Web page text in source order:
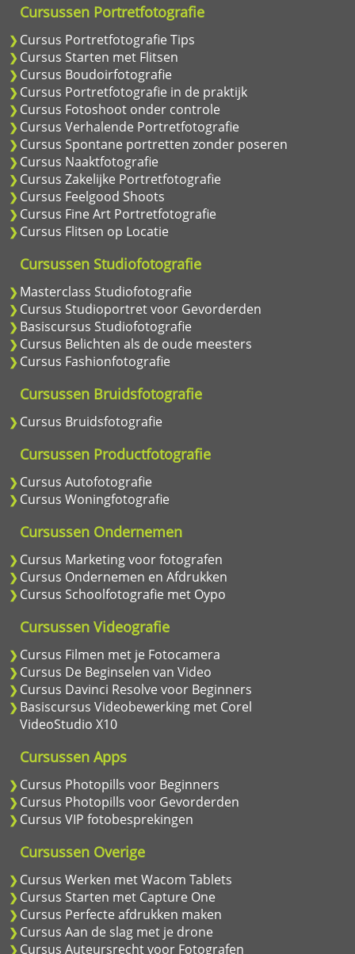
Cursussen Portretfotografie
Cursus Portretfotografie Tips
Cursus Starten met Flitsen
Cursus Boudoirfotografie
Cursus Portretfotografie in de praktijk
Cursus Fotoshoot onder controle
Cursus Verhalende Portretfotografie
Cursus Spontane portretten zonder poseren
Cursus Naaktfotografie
Cursus Zakelijke Portretfotografie
Cursus Feelgood Shoots
Cursus Fine Art Portretfotografie
Cursus Flitsen op Locatie
Cursussen Studiofotografie
Masterclass Studiofotografie
Cursus Studioportret voor Gevorderden
Basiscursus Studiofotografie
Cursus Belichten als de oude meesters
Cursus Fashionfotografie
Cursussen Bruidsfotografie
Cursus Bruidsfotografie
Cursussen Productfotografie
Cursus Autofotografie
Cursus Woningfotografie
Cursussen Ondernemen
Cursus Marketing voor fotografen
Cursus Ondernemen en Afdrukken
Cursus Schoolfotografie met Oypo
Cursussen Videografie
Cursus Filmen met je Fotocamera
Cursus De Beginselen van Video
Cursus Davinci Resolve voor Beginners
Basiscursus Videobewerking met Corel
VideoStudio X10
Cursussen Apps
Cursus Photopills voor Beginners
Cursus Photopills voor Gevorderden
Cursus VIP fotobesprekingen
Cursussen Overige
Cursus Werken met Wacom Tablets
Cursus Starten met Capture One
Cursus Perfecte afdrukken maken
Cursus Aan de slag met je drone
Cursus Auteursrecht voor Fotografen